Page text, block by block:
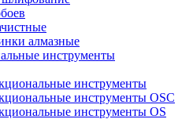
алмазные
инструменты
инструменты
инструменты OSC
инструменты OS